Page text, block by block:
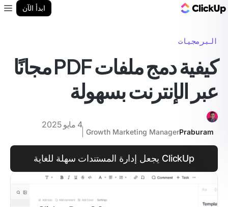
ابدأ الآن
البرمجيات
كيفية دمج ملفات PDF مجانًا
عبر الإنترنت بسهولة
Praburam
Growth Marketing Manager
4 مايو 2025
ClickUp يجعل إدارة المستندات سهلة للغاية